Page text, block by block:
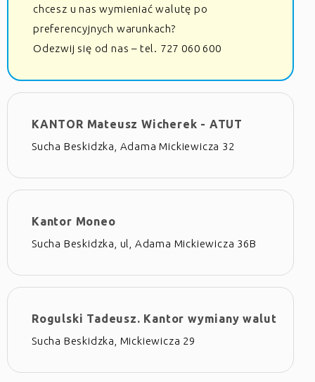
chcesz u nas wymieniać walutę po
preferencyjnych warunkach?
Odezwij się od nas – tel. 727 060 600
KANTOR Mateusz Wicherek - ATUT
Sucha Beskidzka, Adama Mickiewicza 32
Kantor Moneo
Sucha Beskidzka, ul, Adama Mickiewicza 36B
Rogulski Tadeusz. Kantor wymiany walut
Sucha Beskidzka, Mickiewicza 29